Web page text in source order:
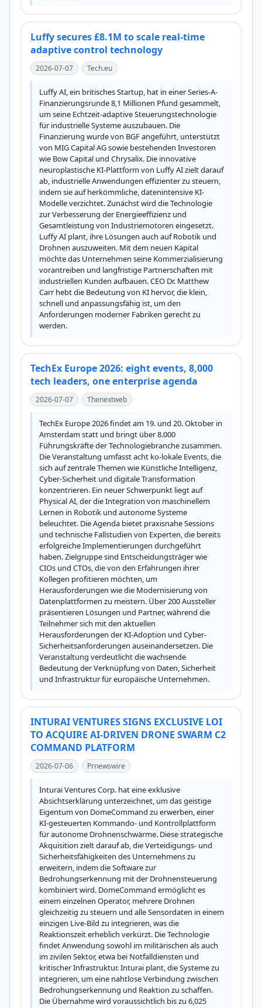
Luffy secures £8.1M to scale real-time
adaptive control technology
2026-07-07 Tech.eu
Luffy AI, ein britisches Startup, hat in einer Series-A-
Finanzierungsrunde 8,1 Millionen Pfund gesammelt,
um seine Echtzeit-adaptive Steuerungstechnologie
für industrielle Systeme auszubauen. Die
Finanzierung wurde von BGF angeführt, unterstützt
von MIG Capital AG sowie bestehenden Investoren
wie Bow Capital und Chrysalix. Die innovative
neuroplastische KI-Plattform von Luffy AI zielt darauf
ab, industrielle Anwendungen effizienter zu steuern,
indem sie auf herkömmliche, datenintensive KI-
Modelle verzichtet. Zunächst wird die Technologie
zur Verbesserung der Energieeffizienz und
Gesamtleistung von Industriemotoren eingesetzt.
Luffy AI plant, ihre Lösungen auch auf Robotik und
Drohnen auszuweiten. Mit dem neuen Kapital
möchte das Unternehmen seine Kommerzialisierung
vorantreiben und langfristige Partnerschaften mit
industriellen Kunden aufbauen. CEO Dr. Matthew
Carr hebt die Bedeutung von KI hervor, die klein,
schnell und anpassungsfähig ist, um den
Anforderungen moderner Fabriken gerecht zu
werden.
TechEx Europe 2026: eight events, 8,000
tech leaders, one enterprise agenda
2026-07-07 Thenextweb
TechEx Europe 2026 findet am 19. und 20. Oktober in
Amsterdam statt und bringt über 8.000
Führungskräfte der Technologiebranche zusammen.
Die Veranstaltung umfasst acht ko-lokale Events, die
sich auf zentrale Themen wie Künstliche Intelligenz,
Cyber-Sicherheit und digitale Transformation
konzentrieren. Ein neuer Schwerpunkt liegt auf
Physical AI, der die Integration von maschinellem
Lernen in Robotik und autonome Systeme
beleuchtet. Die Agenda bietet praxisnahe Sessions
und technische Fallstudien von Experten, die bereits
erfolgreiche Implementierungen durchgeführt
haben. Zielgruppe sind Entscheidungsträger wie
CIOs und CTOs, die von den Erfahrungen ihrer
Kollegen profitieren möchten, um
Herausforderungen wie die Modernisierung von
Datenplattformen zu meistern. Über 200 Aussteller
präsentieren Lösungen und Partner, während die
Teilnehmer sich mit den aktuellen
Herausforderungen der KI-Adoption und Cyber-
Sicherheitsanforderungen auseinandersetzen. Die
Veranstaltung verdeutlicht die wachsende
Bedeutung der Verknüpfung von Daten, Sicherheit
und Infrastruktur für europäische Unternehmen.
INTURAI VENTURES SIGNS EXCLUSIVE LOI
TO ACQUIRE AI-DRIVEN DRONE SWARM C2
COMMAND PLATFORM
2026-07-06 Prnewswire
Inturai Ventures Corp. hat eine exklusive
Absichtserklärung unterzeichnet, um das geistige
Eigentum von DomeCommand zu erwerben, einer
KI-gesteuerten Kommando- und Kontrollplattform
für autonome Drohnenschwärme. Diese strategische
Akquisition zielt darauf ab, die Verteidigungs- und
Sicherheitsfähigkeiten des Unternehmens zu
erweitern, indem die Software zur
Bedrohungserkennung mit der Drohnensteuerung
kombiniert wird. DomeCommand ermöglicht es
einem einzelnen Operator, mehrere Drohnen
gleichzeitig zu steuern und alle Sensordaten in einem
einzigen Live-Bild zu integrieren, was die
Reaktionszeit erheblich verkürzt. Die Technologie
findet Anwendung sowohl im militärischen als auch
im zivilen Sektor, etwa bei Notfalldiensten und
kritischer Infrastruktur. Inturai plant, die Systeme zu
integrieren, um eine nahtlose Verbindung zwischen
Bedrohungserkennung und Reaktion zu schaffen.
Die Übernahme wird voraussichtlich bis zu 6,025